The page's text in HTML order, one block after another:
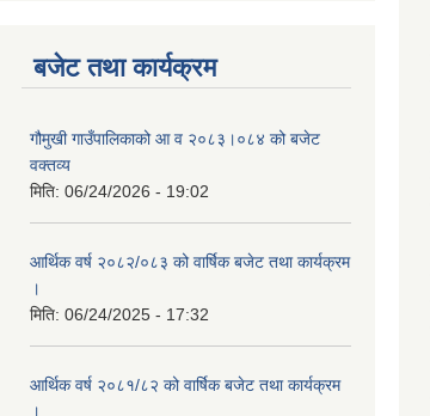
बजेट तथा कार्यक्रम
गौमुखी गाउँपालिकाको आ व २०८३।०८४ को बजेट
वक्तव्य
मिति: 06/24/2026 - 19:02
आर्थिक वर्ष २०८२/०८३ को वार्षिक बजेट तथा कार्यक्रम
।
मिति: 06/24/2025 - 17:32
आर्थिक वर्ष २०८१/८२ को वार्षिक बजेट तथा कार्यक्रम
।